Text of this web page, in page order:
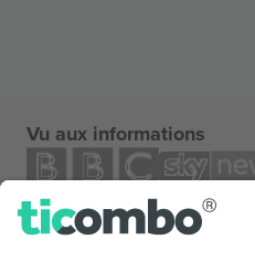
Vu aux informations